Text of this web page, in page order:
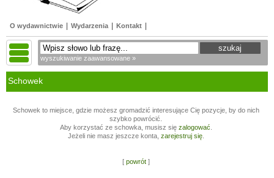
O wydawnictwie Wydarzenia Kontakt
wyszukiwanie zaawansowane »
Schowek
Schowek to miejsce, gdzie możesz gromadzić interesujące Cię pozycje, by do nich
szybko powrócić.
Aby korzystać ze schowka, musisz się zalogować
Jeżeli nie masz jeszcze konta, zarejestruj się.
[ powrót]